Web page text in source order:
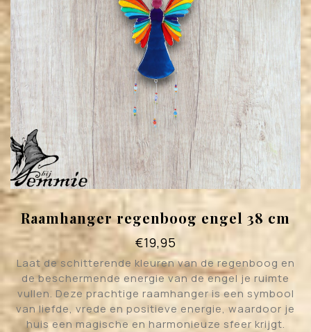
Raamhanger regenboog engel 38 cm
€19,95
Laat de schitterende kleuren van de regenboog en
de beschermende energie van de engel je ruimte
vullen. Deze prachtige raamhanger is een symbool
van liefde, vrede en positieve energie, waardoor je
huis een magische en harmonieuze sfeer krijgt.